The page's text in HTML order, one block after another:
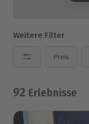
Weitere Filter
Preis
92 Erlebnisse